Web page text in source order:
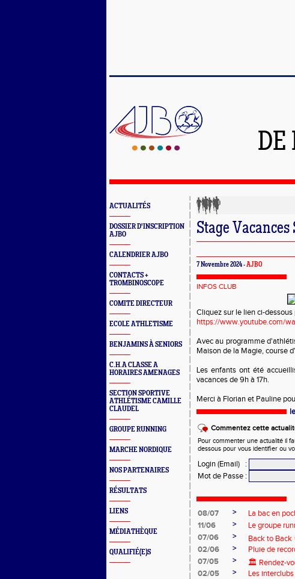
DE
ACTUALITÉS
DOSSIER D'INSCRIPTION
AJBO
CALENDRIER AJBO
CONTACTS +
TROMBINOSCOPE
COMITE DIRECTEUR
ECOLE ATHLETISME
BENJAMINS À SENIORS
C.H.A CLASSE A
HORAIRES AMENAGES
SECTION SPORTIVE
ATHLÉTISME CAMILLE
CLAUDEL
GROUPE RUNNING
MARCHE NORDIQUE
NOS PARTENAIRES
RÉSULTATS
LIENS
MÉDIATHÈQUE
QUALIFIÉ(E)S
Stage Vacances
7 Novembre 2024 -AJBO
INFOS CLUB
Cliquez sur le lien ci-
https://www.youtube.com/
Avec au programme
Maison de la Magie, course
Les enfants ont été
vacances de 9h à 17h.
Merci à Florian et Pauline
Commentez cette
Pour commenter une actualité il
dessous pour vous identifier ou
Login (Email)
:
Mot de Passe :
08/07 >
La bac en
11/06
>
Le groupe
07/06
>
Back to Back
02/06
>
Pluie de
07/05
>
🏛️ Rendez-
02/05
>
Les